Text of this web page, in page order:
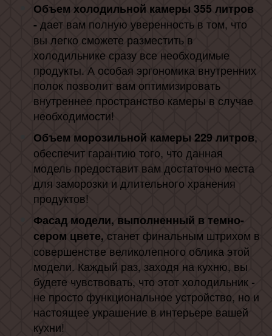
Объем холодильной камеры 355 литров
- дает вам полную уверенность в том, что
вы легко сможете разместить в
холодильнике сразу все необходимые
продукты. А особая эргономика внутренних
полок позволит вам оптимизировать
внутреннее пространство камеры в случае
необходимости!
Объем морозильной камеры 229 литров,
обеспечит гарантию того, что данная
модель предоставит вам достаточно места
для заморозки и длительного хранения
продуктов!
Фасад модели, выполненный в темно-
сером цвете, станет финальным штрихом в
совершенстве великолепного облика этой
модели. Каждый раз, заходя на кухню, вы
будете чувствовать, что этот холодильник -
не просто функциональное устройство, но и
настоящее украшение в интерьере вашей
кухни!